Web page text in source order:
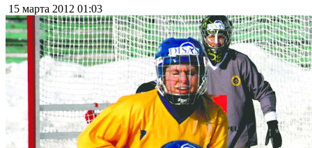
15 марта 2012 01:03